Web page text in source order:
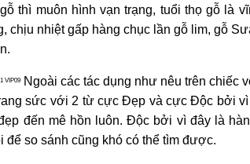
thì muôn hình vạn trạng, tuổi thọ gỗ là
chịu nhiệt gấp hàng chục lần gỗ lim, gỗ
Ngoài các tác dụng như nêu trên chiếc
sức với 2 từ cực Đẹp và cực Độc bởi
đến mê hồn luôn. Độc bởi vì đây là
để so sánh cũng khó có thể tìm được.